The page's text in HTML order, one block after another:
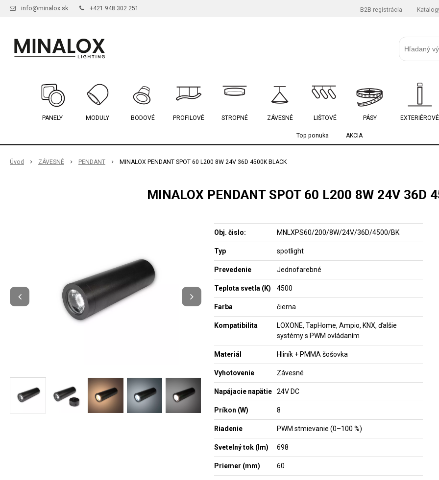
info@minalox.sk +421 948 302 251 B2B registrácia
PANELY MODULY BODOVÉ PROFILOVÉ STROPNÉ ZÁVESNÉ LIŠTOVÉ PÁSY EXTERIÉROVÉ
Top ponuka AKCIA
Úvod ZÁVESNÉ PENDANT MINALOX PENDANT SPOT 60 L200 8W 24V 36D 4500K BLACK
MINALOX PENDANT SPOT 60 L200 8W 24V 36D
Obj. čislo: MNLXPS60/200/8W/24V/36D/4500/BK
Typ spotlight
Prevedenie Jednofarebné
Teplota svetla (K) 4500
Farba čierna
Kompatibilita
LOXONE, TapHome, Ampio, KNX, ďalšie
systémy s PWM ovládaním
Materiál Hliník + PMMA šošovka
Vyhotovenie Závesné
Napájacie napätie 24V DC
Príkon (W) 8
Riadenie PWM stmievanie (0–100 %)
Svetelný tok (lm) 698
Priemer (mm) 60